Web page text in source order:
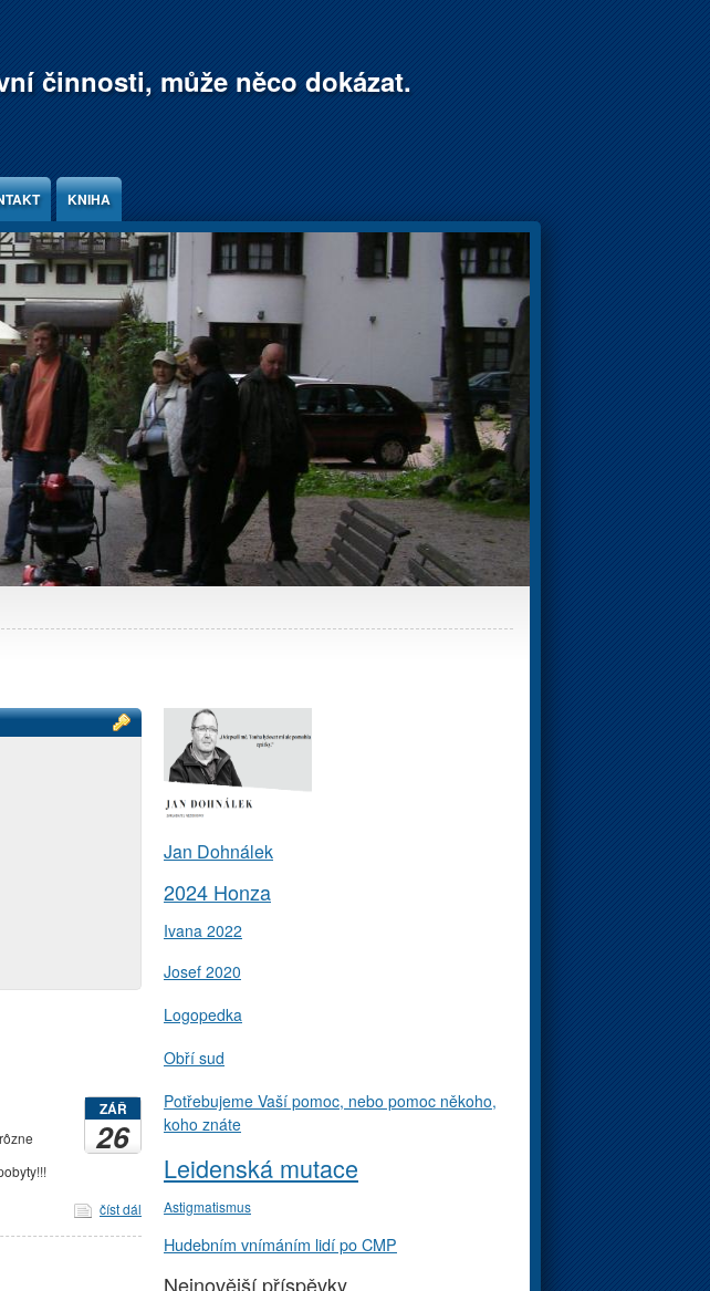
činnosti, může něco dokázat.
KNIHA
ZÁŘ
26
číst dál
Jan Dohnálek
2024 Honza
Ivana 2022
Josef 2020
Logopedka
Obří sud
Potřebujeme Vaší pomoc, nebo pomoc někoho,
koho znáte
Leidenská mutace
Astigmatismus
Hudebním vnímáním lidí po CMP
Nejnovější příspěvky